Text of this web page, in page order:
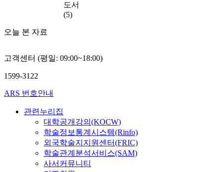
도서
(5)
오늘 본 자료
고객센터 (평일: 09:00~18:00)
1599-3122
ARS 번호안내
관련누리집
대학공개강의(KOCW)
학술정보통계시스템(Rinfo)
외국학술지지원센터(FRIC)
학술관계분석서비스(SAM)
사서커뮤니티